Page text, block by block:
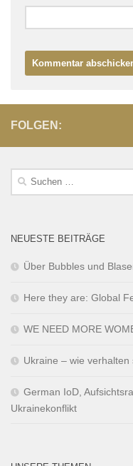
FOLGEN:
NEUESTE BEITRÄGE
Über Bubbles und
Here they are: Global
WE NEED MORE
Ukraine – wie
German IoD,
Ukrainekonflikt